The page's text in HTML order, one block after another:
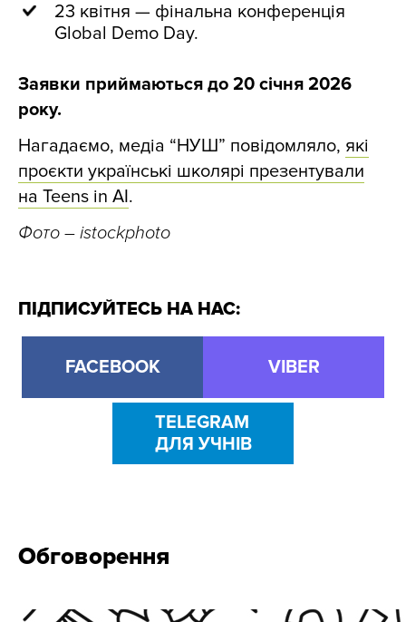
23 квітня — фінальна конференція
Global Demo Day.
Заявки приймаються до 20 січня 2026
року.
Нагадаємо, медіа “НУШ” повідомляло, які
проєкти українські школярі презентували
на Teens in AI.
Фото – istockphoto
ПІДПИСУЙТЕСЬ НА НАС:
FACEBOOK VIBER
TELEGRAM
ДЛЯ УЧНІВ
Обговорення